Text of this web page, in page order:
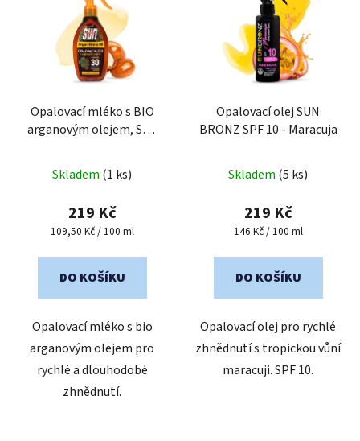
Opalovací mléko s BIO
arganovým olejem, SPF
hodnocení
produktu
je
z
Skladem (1 ks)
219 Kč
Měrná
109,50 Kč / 100 ml
DO KOŠÍKU
Opalovací mléko s bio
arganovým olejem pro
rychlé a dlouhodobé
zhnědnutí.
Opalovací olej SUN
BRONZ SPF 10 - Maracuja
Skladem (5 ks)
219 Kč
Měrná
146 Kč / 100 ml
DO KOŠÍKU
Opalovací olej pro rychlé
zhnědnutí s tropickou vůní
maracuji. SPF 10.